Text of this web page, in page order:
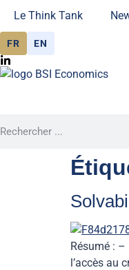
Le Think Tank
FR EN
Résumé :
l’accès au